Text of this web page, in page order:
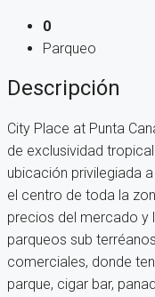
0
Parqueo
Descripción
City Place at Punta
de exclusividad
ubicación privilegiada
el centro de toda la
precios del mercado y
parqueos sub
comerciales, donde
parque, cigar bar,